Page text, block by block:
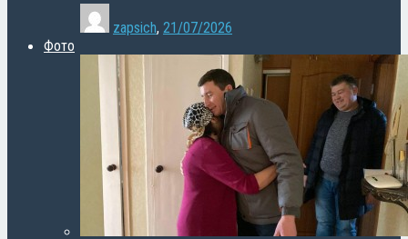
zapsich, 21/07/2026
Фото